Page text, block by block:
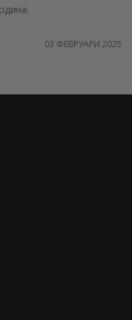
03 ФЕВРУАРИ 2025